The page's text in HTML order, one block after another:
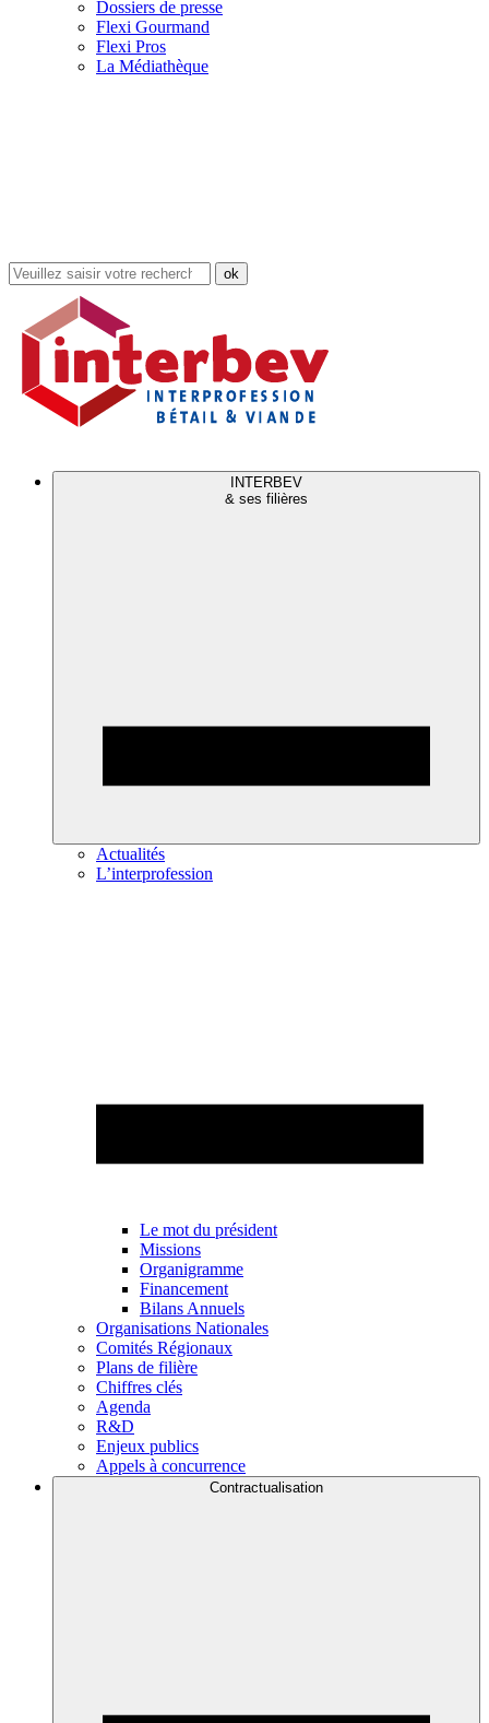
Dossiers de presse
Flexi Gourmand
Flexi Pros
La Médiathèque
Rechercher
dans
site
INTERBEV
& ses filières
Actualités
L’interprofession
Le mot du président
Missions
Organigramme
Financement
Bilans Annuels
Organisations Nationales
Comités Régionaux
Plans de filière
Chiffres clés
Agenda
R&D
Enjeux publics
Appels à concurrence
Contractualisation